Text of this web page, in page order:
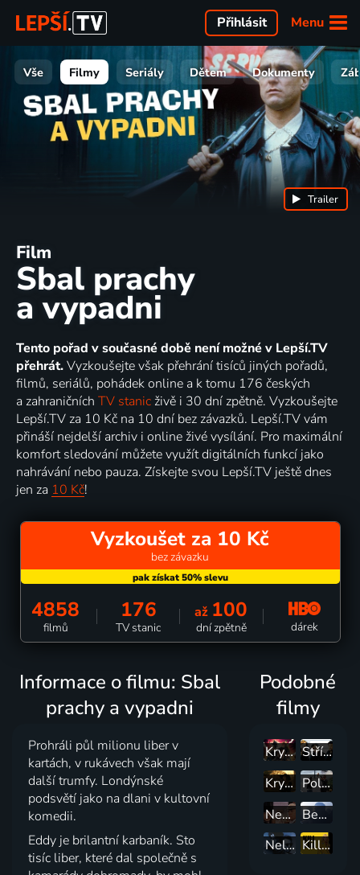
Menu
Přihlásit
Vše Filmy Seriály Dětem Dokumenty
Film
Sbal prachy
a vypadni
Trailer
Tento pořad v současné době není možné v Lepší.TV
přehrát.Vyzkoušejte však přehrání tisíců jiných pořadů,
filmů, seriálů, pohádek online a k tomu 176 českých
a zahraničních TV stanic živě i 30 dní zpětně. Vyzkoušejte
Lepší.TV za 10 Kč na 10 dní bez závazků. Lepší.TV vám
přináší nejdelší archiv i online živé vysílání. Pro maximální
komfort sledování můžete využít digitálních funkcí jako
nahrávání nebo pauza. Získejte svou Lepší.TV ještě dnes
jen za 10 Kč!
Vyzkoušet za 10 Kč
bez závazku
4858
filmů
176
TV stanic
až 100
dní zpětně dárek
Informace o filmu: Sbal
prachy a vypadni
Prohráli půl milionu liber v
kartách, v rukávech však mají
další trumfy. Londýnské
podsvětí jako na dlani v kultovní
komedii.
Eddy je brilantní karbaník. Sto
tisíc liber, které dal společně s
Podobné
filmy
Krycí jméno: Ostrov zabijáků
Střílejte na Francouze!
Krycí jméno: Nehoda
Policajt v Beverly Hills II
Nevyřešený případ
Beats
Nelítostný souboj
Kill Bill